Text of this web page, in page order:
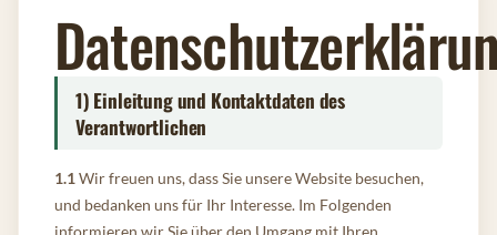
1) Einleitung und Kontaktdaten des
Verantwortlichen
1.1 Wir freuen uns, dass Sie unsere Website besuchen,
und bedanken uns für Ihr Interesse. Im Folgenden
informieren wir Sie über den Umgang mit Ihren